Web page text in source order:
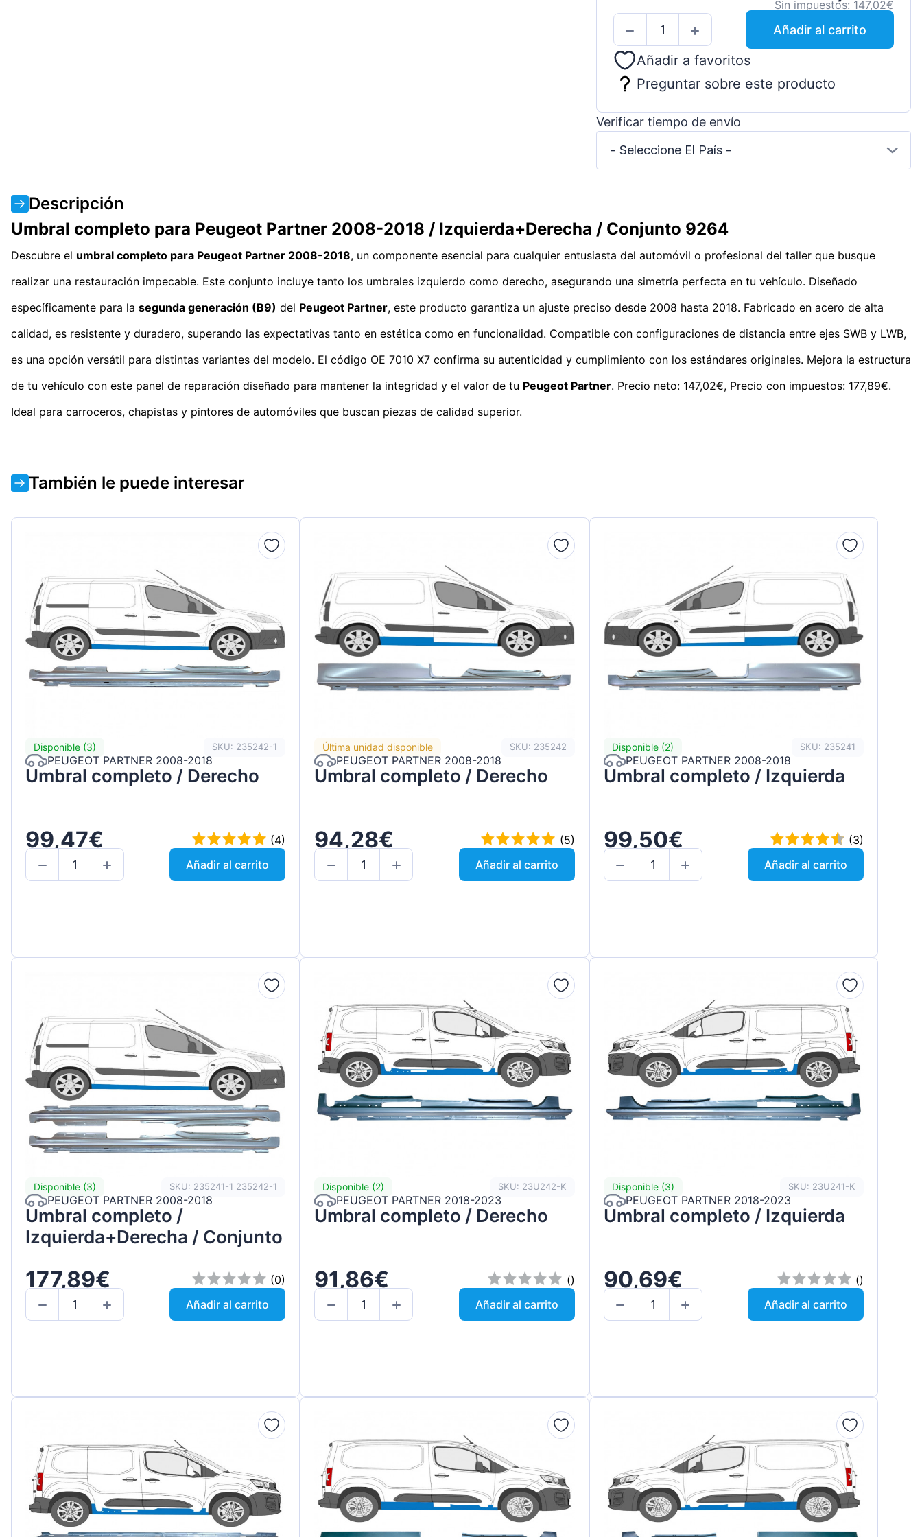
Sin impuestos: 147,02€
Añadir al carrito
Añadir a favoritos
Preguntar sobre este producto
Verificar tiempo de envío
- Seleccione El País -
Descripción
Umbral completo para Peugeot Partner 2008-2018 / Izquierda+Derecha / Conjunto 9264
Descubre el umbral completo para Peugeot Partner 2008-2018, un componente esencial para cualquier entusiasta del automóvil o profesional del taller que busque
realizar una restauración impecable. Este conjunto incluye tanto los umbrales izquierdo como derecho, asegurando una simetría perfecta en tu vehículo. Diseñado
específicamente para la segunda generación (B9) del Peugeot Partner, este producto garantiza un ajuste preciso desde 2008 hasta 2018. Fabricado en acero de alta
calidad, es resistente y duradero, superando las expectativas tanto en estética como en funcionalidad. Compatible con configuraciones de distancia entre ejes SWB y LWB,
es una opción versátil para distintas variantes del modelo. El código OE 7010 X7 confirma su autenticidad y cumplimiento con los estándares originales. Mejora la estructura
de tu vehículo con este panel de reparación diseñado para mantener la integridad y el valor de tu Peugeot Partner. Precio neto: 147,02€, Precio con impuestos: 177,89€.
Ideal para carroceros, chapistas y pintores de automóviles que buscan piezas de calidad superior.
También le puede interesar
Disponible (3) SKU: 235242-1
PEUGEOT PARTNER 2008-2018
Umbral completo / Derecho
99,47€
(4)
Añadir al carrito
Última unidad disponible SKU: 235242
PEUGEOT PARTNER 2008-2018
Umbral completo / Derecho
94,28€
(5)
Añadir al carrito
Disponible (2) SKU: 235241
PEUGEOT PARTNER 2008-2018
Umbral completo / Izquierda
99,50€
(3)
Añadir al carrito
Disponible (3) SKU: 235241-1 235242-1
PEUGEOT PARTNER 2008-2018
Umbral completo /
Izquierda+Derecha / Conjunto
177,89€
(0)
Añadir al carrito
Disponible (2) SKU: 23U242-K
PEUGEOT PARTNER 2018-2023
Umbral completo / Derecho
91,86€
()
Añadir al carrito
Disponible (3) SKU: 23U241-K
PEUGEOT PARTNER 2018-2023
Umbral completo / Izquierda
90,69€
()
Añadir al carrito